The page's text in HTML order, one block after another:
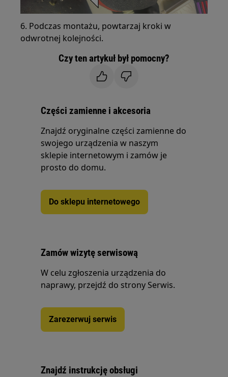
6. Podczas montażu, powtarzaj kroki w
odwrotnej kolejności.
Czy ten artykuł był pomocny?
Części zamienne i akcesoria
Znajdź oryginalne części zamienne do
swojego urządzenia w naszym
sklepie internetowym i zamów je
prosto do domu.
Do sklepu internetowego
Zamów wizytę serwisową
W celu zgłoszenia urządzenia do
naprawy, przejdź do strony Serwis.
Zarezerwuj serwis
Znajdź instrukcję obsługi